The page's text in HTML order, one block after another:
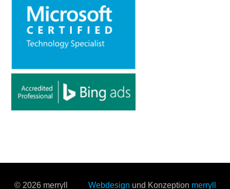
© 2026 merryll Webdesign und Konzeption merryll